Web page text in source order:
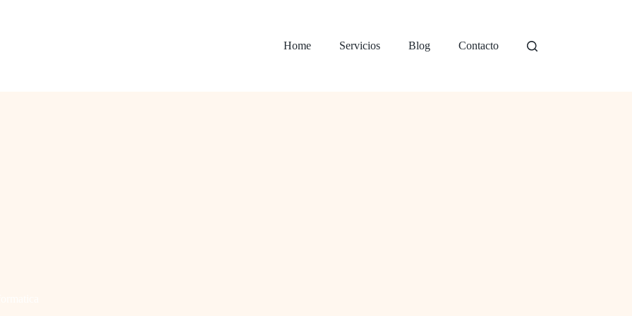
Home
Servicios Blog Contacto